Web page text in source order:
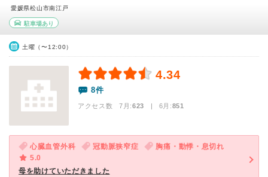
愛媛県松山市南江戸
駐車場あり
土曜（〜12:00）
4.34
8件
アクセス数 7月:623 | 6月:851
心臓血管外科 冠動脈狭窄症
胸痛・動悸・息切れ
5.0
母を助けていただきました